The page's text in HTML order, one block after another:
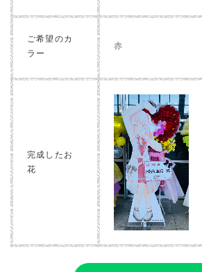
ご希望のカ
ラー
赤
完成したお
花